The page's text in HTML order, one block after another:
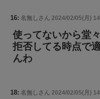
16: 名無しさん 2024/02/05(月)
使ってないから堂
拒否してる時点で
んわ
18: 名無しさん 2024/02/05(月)